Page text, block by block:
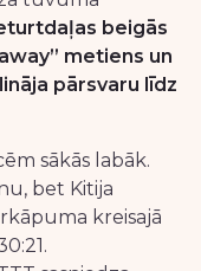
beigās
metiens un
pārsvaru līdz
sākās labāk.
bet Kitija
kreisajā